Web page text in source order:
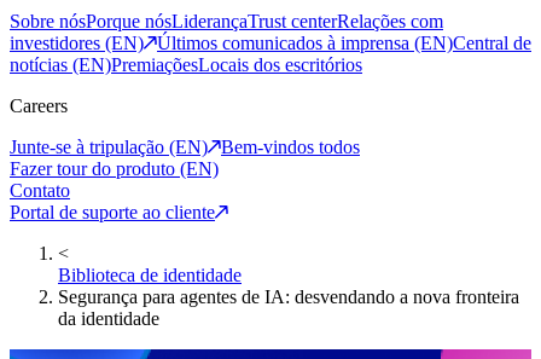
Sobre nósPorque nósLiderançaTrust centerRelações com
investidores (EN)
Últimos comunicados à imprensa (EN)Central de
notícias (EN)PremiaçõesLocais dos escritórios
Careers
Junte-se à tripulação (EN)
Bem-vindos todos
Fazer tour do produto (EN)
Contato
Portal de suporte ao cliente
<
Biblioteca de identidade
Segurança para agentes de IA: desvendando a nova fronteira
da identidade